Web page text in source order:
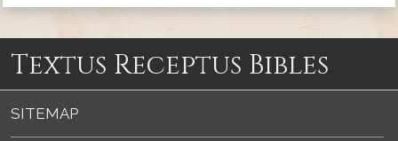
Textus Receptus Bibles
SITEMAP